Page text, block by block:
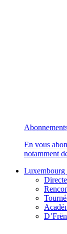
En vous
notamment
Luxembourg